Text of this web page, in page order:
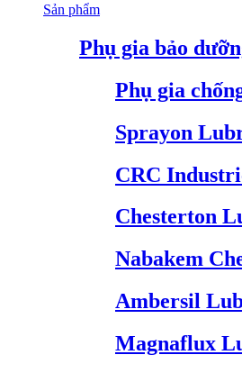
Sản phẩm
Phụ gia bảo
Phụ gia
Sprayon
CRC
Chesterton
Nabakem
Ambersil
Magnaflux